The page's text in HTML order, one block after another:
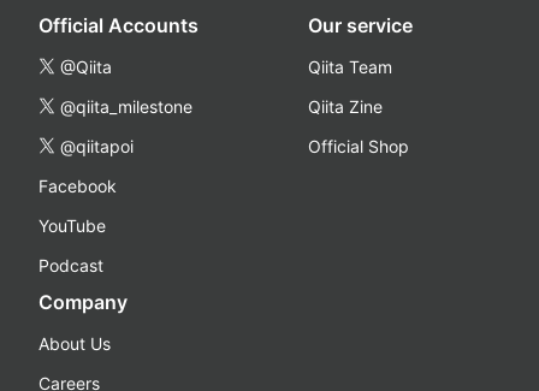
Official Accounts
@Qiita
@qiita_milestone
@qiitapoi
Facebook
YouTube
Podcast
Our service
Qiita Team
Qiita Zine
Official Shop
Company
About Us
Careers